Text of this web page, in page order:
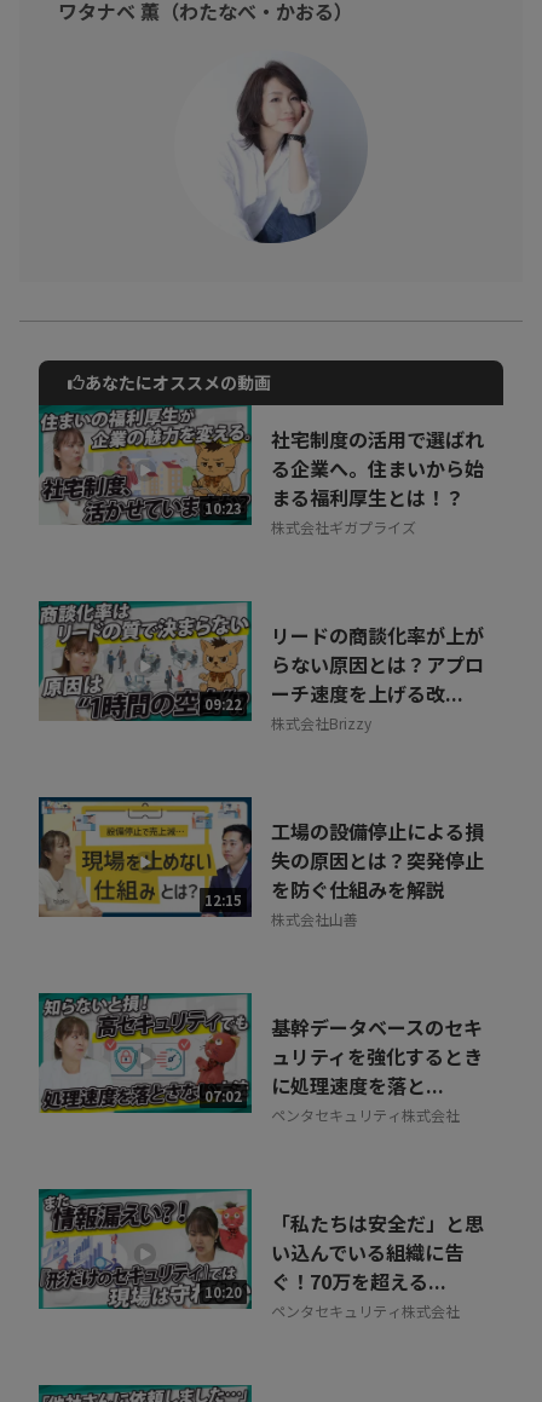
ワタナベ 薫（わたなべ・かおる）
動画でご紹介しているサービスについて
お気軽にご相談・ご質問いただけます！
30秒でお申し込み可能
相談を希望する 無料
あなたにオススメの動画
10:23
社宅制度の活用で選ばれ
る企業へ。住まいから始
まる福利厚生とは！？
株式会社ギガプライズ
09:22
リードの商談化率が上が
らない原因とは？アプロ
ーチ速度を上げる改...
株式会社Brizzy
12:15
工場の設備停止による損
失の原因とは？突発停止
を防ぐ仕組みを解説
株式会社山善
07:02
基幹データベースのセキ
ュリティを強化するとき
に処理速度を落と...
ペンタセキュリティ株式会社
10:20
「私たちは安全だ」と思
い込んでいる組織に告
ぐ！70万を超える...
ペンタセキュリティ株式会社